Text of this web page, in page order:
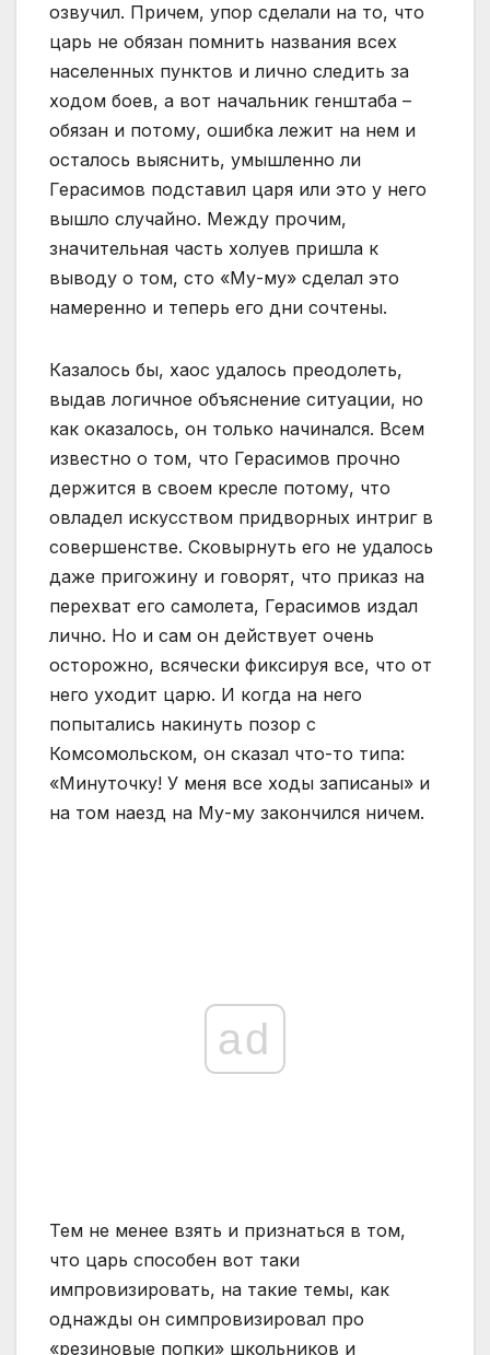
озвучил. Причем, упор сделали на то, что
царь не обязан помнить названия всех
населенных пунктов и лично следить за
ходом боев, а вот начальник генштаба –
обязан и потому, ошибка лежит на нем и
осталось выяснить, умышленно ли
Герасимов подставил царя или это у него
вышло случайно. Между прочим,
значительная часть холуев пришла к
выводу о том, сто «Му-му» сделал это
намеренно и теперь его дни сочтены.
Казалось бы, хаос удалось преодолеть,
выдав логичное объяснение ситуации, но
как оказалось, он только начинался. Всем
известно о том, что Герасимов прочно
держится в своем кресле потому, что
овладел искусством придворных интриг в
совершенстве. Сковырнуть его не удалось
даже пригожину и говорят, что приказ на
перехват его самолета, Герасимов издал
лично. Но и сам он действует очень
осторожно, всячески фиксируя все, что от
него уходит царю. И когда на него
попытались накинуть позор с
Комсомольском, он сказал что-то типа:
«Минуточку! У меня все ходы записаны» и
на том наезд на Му-му закончился ничем.
ad
Тем не менее взять и признаться в том,
что царь способен вот таки
импровизировать, на такие темы, как
однажды он симпровизировал про
«резиновые попки» школьников и